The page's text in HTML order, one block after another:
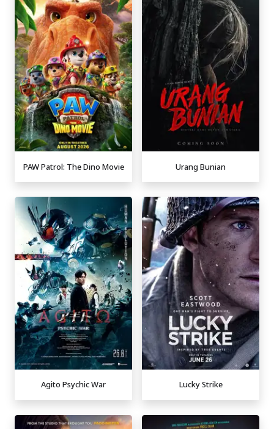
PAW Patrol: The Dino Movie Urang Bunian
Agito Psychic War Lucky Strike